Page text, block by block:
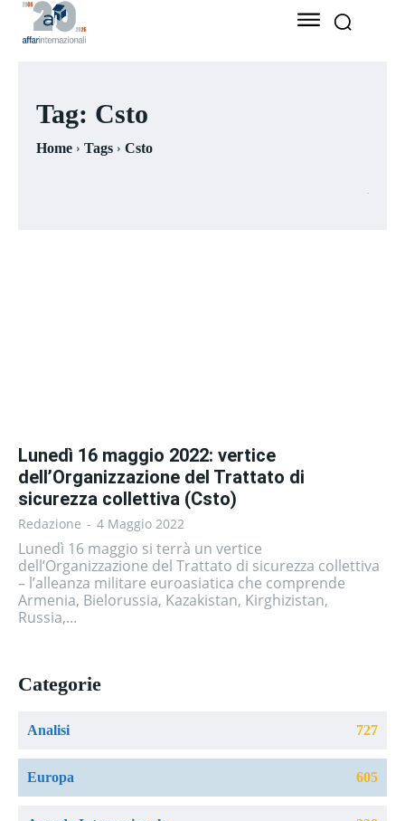
Tag: Csto
Home Tags Csto
Lunedì 16 maggio 2022: vertice
dell’Organizzazione del Trattato di
sicurezza collettiva (Csto)
Redazione - 4 Maggio 2022
Lunedì 16 maggio si terrà un vertice
dell’Organizzazione del Trattato di sicurezza collettiva
– l’alleanza militare euroasiatica che comprende
Armenia, Bielorussia, Kazakistan, Kirghizistan,
Russia,...
Categorie
Analisi 727
Europa 605